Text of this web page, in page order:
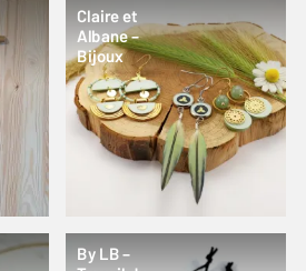
Claire et
Albane –
Bijoux
By LB –